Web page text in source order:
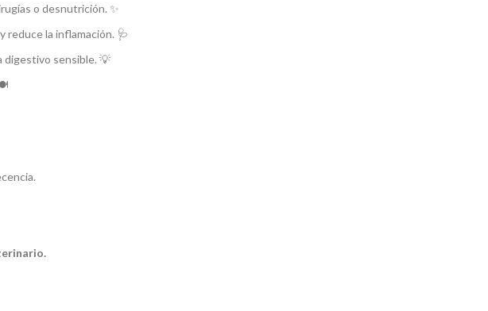
o desnutrición. ✨
reduce la inflamación. 🩺
digestivo sensible. 💡